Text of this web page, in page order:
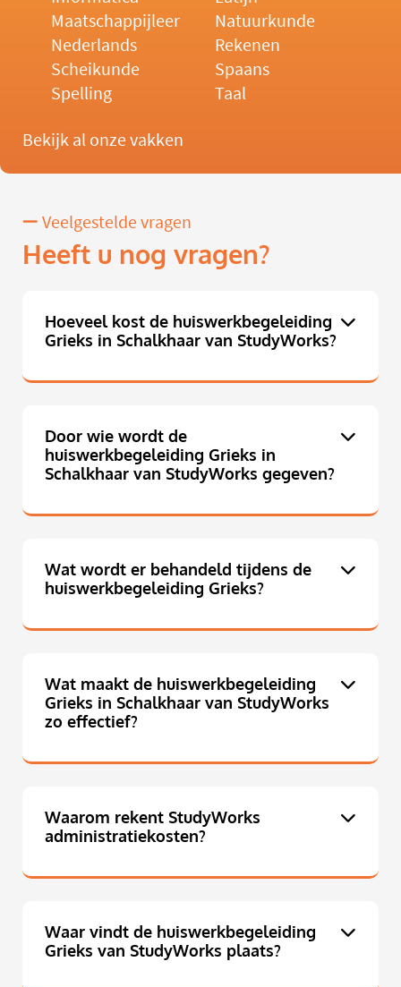
Maatschappijleer
Natuurkunde
Nederlands
Rekenen
Scheikunde
Spaans
Spelling
Taal
Bekijk al onze vakken
Veelgestelde vragen
Heeft u nog vragen?
Hoeveel kost de huiswerkbegeleiding
Grieks in Schalkhaar van StudyWorks?
Door wie wordt de
huiswerkbegeleiding Grieks in
Schalkhaar van StudyWorks gegeven?
Wat wordt er behandeld tijdens de
huiswerkbegeleiding Grieks?
Wat maakt de huiswerkbegeleiding
Grieks in Schalkhaar van StudyWorks
zo effectief?
Waarom rekent StudyWorks
administratiekosten?
Waar vindt de huiswerkbegeleiding
Grieks van StudyWorks plaats?